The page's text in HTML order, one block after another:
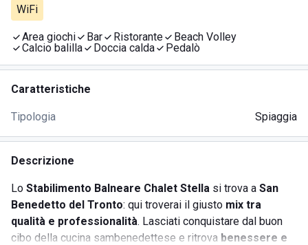
WiFi
Area giochi Bar Ristorante
Beach Volley
Calcio balilla
Doccia calda Pedalò
Caratteristiche
Tipologia Spiaggia
Descrizione
Lo Stabilimento Balneare Chalet Stella si trova a San
Benedetto del Tronto: qui troverai il giusto mix tra
qualità e professionalità. Lasciati conquistare dal buon
cibo della cucina sambenedettese e ritrova benessere e